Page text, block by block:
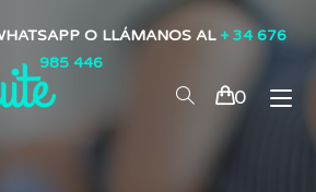
O LLÁMANOS AL + 34 676
985 446
0